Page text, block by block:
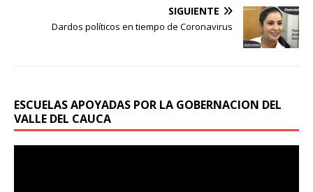
SIGUIENTE
Dardos políticos en tiempo de Coronavirus
ESCUELAS APOYADAS POR LA GOBERNACION DEL
VALLE DEL CAUCA